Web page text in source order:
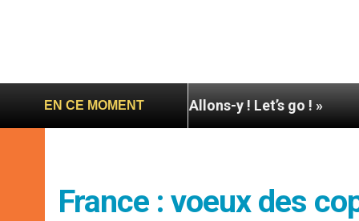
EN CE MOMENT
à Assise : « Allons-y ! Let’s go ! »
France : voeux des